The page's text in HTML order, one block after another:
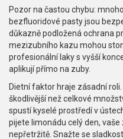
Pozor na častou chybu:
bezfluoridové pasty jsou
důkazně podložená ochrana
mezizubního kazu mohou
profesionální laky s vyšší
aplikují přímo na zuby.
Dietní faktor hraje zásadní
škodlivější než celkové
spustí kyselé prostředí v
pijete limonádu celý den,
nepřetržitě. Snažte se